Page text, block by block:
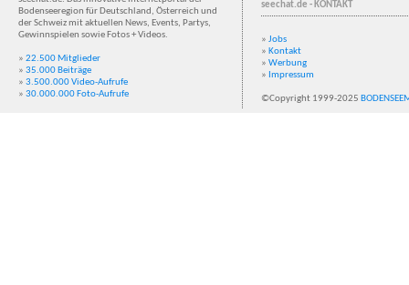
Bodenseeregion für Deutschland, Österreich und
der Schweiz mit aktuellen News, Events, Partys,
Gewinnspielen sowie Fotos + Videos.
» 22.500 Mitglieder
» 35.000 Beiträge
» 3.500.000 Video-Aufrufe
» 30.000.000 Foto-Aufrufe
seechat.de - KONTAKT
» Jobs
» Kontakt
» Werbung
» Impressum
©Copyright 1999-2025